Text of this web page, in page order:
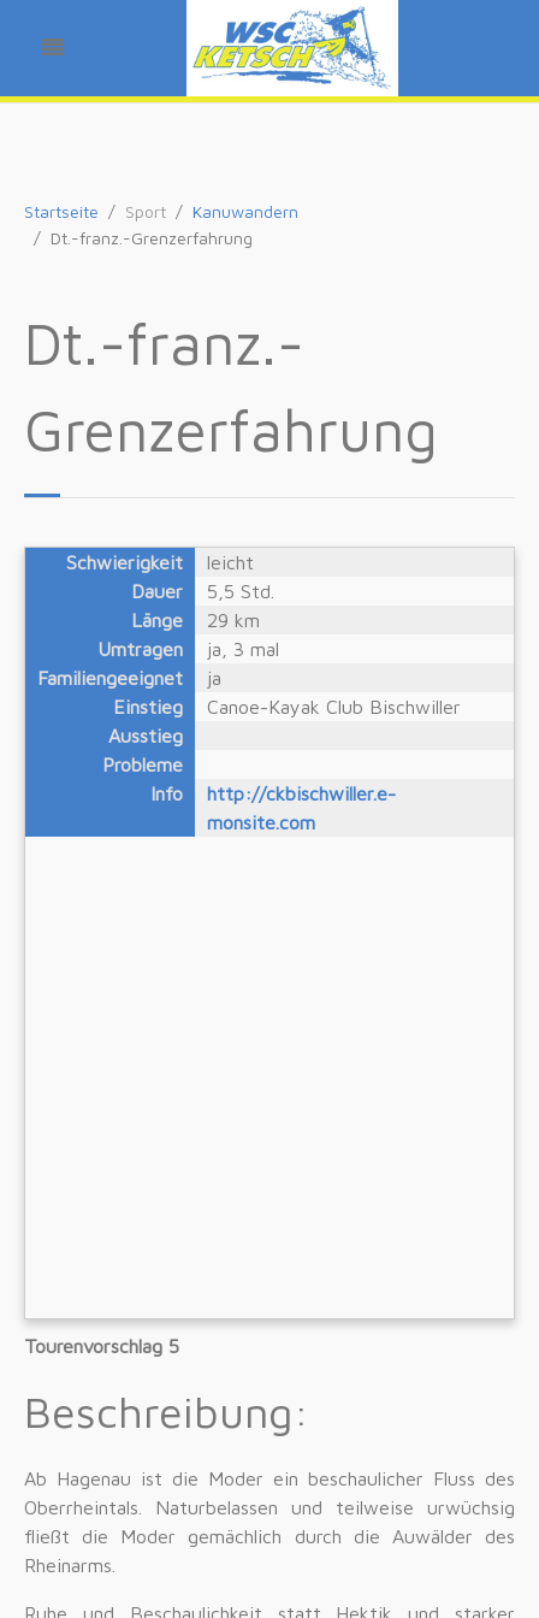
Startseite Sport
Kanuwandern
Dt.-franz.-Grenzerfahrung
Dt.-franz.-
Grenzerfahrung
Schwierigkeit
leicht
Dauer
5,5 Std.
Länge
29 km
Umtragen
ja, 3 mal
Familiengeeignet
ja
Einstieg
Canoe-Kayak Club Bischwiller
Ausstieg
Probleme
Info
http://ckbischwiller.e-
monsite.com
Tourenvorschlag 5
Beschreibung:
Ab Hagenau ist die Moder ein beschaulicher Fluss des
Oberrheintals. Naturbelassen und teilweise urwüchsig
fließt die Moder gemächlich durch die Auwälder des
Rheinarms.
Ruhe und Beschaulichkeit statt Hektik und starker